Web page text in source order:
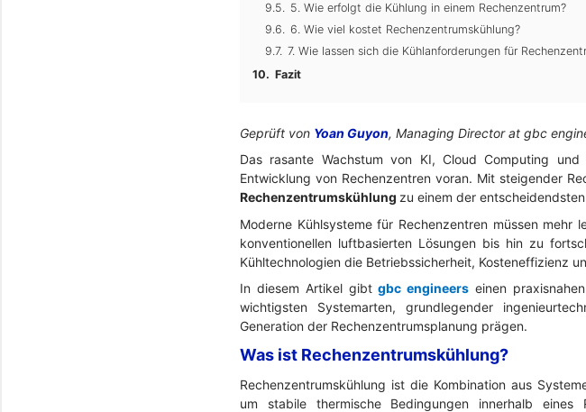
5. Wie erfolgt die Kühlung in einem Rechenzentrum?
6. Wie viel kostet Rechenzentrumskühlung?
7. Wie lassen sich die Kühlanforderungen für
Fazit
Geprüft von Yoan Guyon, Managing Director at gbc
Das rasante Wachstum von KI, Cloud Computing
Entwicklung von Rechenzentren voran. Mit steigender
Rechenzentrumskühlung zu einem der
Moderne Kühlsysteme für Rechenzentren müssen mehr
konventionellen luftbasierten Lösungen bis hin zu
Kühltechnologien die Betriebssicherheit, Kosteneffizienz
In diesem Artikel gibtgbc engineers einen
wichtigsten Systemarten, grundlegender
Generation der Rechenzentrumsplanung prägen.
Was ist Rechenzentrumskühlung?
Rechenzentrumskühlung ist die Kombination aus
um stabile thermische Bedingungen innerhalb eines